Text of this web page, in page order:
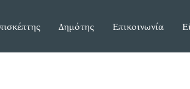
Δημότης Επικοινωνία